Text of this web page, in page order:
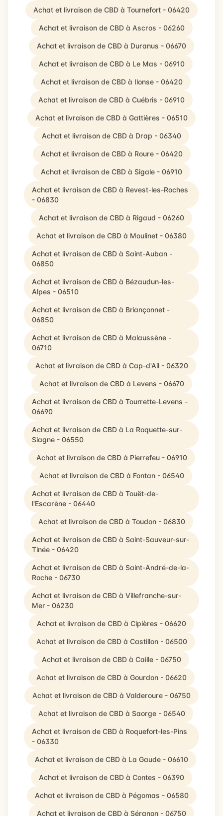
Achat et livraison de CBD à Tournefort - 06420
Achat et livraison de CBD à Ascros - 06260
Achat et livraison de CBD à Duranus - 06670
Achat et livraison de CBD à Le Mas - 06910
Achat et livraison de CBD à Ilonse - 06420
Achat et livraison de CBD à Cuébris - 06910
Achat et livraison de CBD à Gattières - 06510
Achat et livraison de CBD à Drap - 06340
Achat et livraison de CBD à Roure - 06420
Achat et livraison de CBD à Sigale - 06910
Achat et livraison de CBD à Revest-les-Roches
- 06830
Achat et livraison de CBD à Rigaud - 06260
Achat et livraison de CBD à Moulinet - 06380
Achat et livraison de CBD à Saint-Auban -
06850
Achat et livraison de CBD à Bézaudun-les-
Alpes - 06510
Achat et livraison de CBD à Briançonnet -
06850
Achat et livraison de CBD à Malaussène -
06710
Achat et livraison de CBD à Cap-d'Ail - 06320
Achat et livraison de CBD à Levens - 06670
Achat et livraison de CBD à Tourrette-Levens -
06690
Achat et livraison de CBD à La Roquette-sur-
Siagne - 06550
Achat et livraison de CBD à Pierrefeu - 06910
Achat et livraison de CBD à Fontan - 06540
Achat et livraison de CBD à Touët-de-
l'Escarène - 06440
Achat et livraison de CBD à Toudon - 06830
Achat et livraison de CBD à Saint-Sauveur-sur-
Tinée - 06420
Achat et livraison de CBD à Saint-André-de-la-
Roche - 06730
Achat et livraison de CBD à Villefranche-sur-
Mer - 06230
Achat et livraison de CBD à Cipières - 06620
Achat et livraison de CBD à Castillon - 06500
Achat et livraison de CBD à Caille - 06750
Achat et livraison de CBD à Gourdon - 06620
Achat et livraison de CBD à Valderoure - 06750
Achat et livraison de CBD à Saorge - 06540
Achat et livraison de CBD à Roquefort-les-Pins
- 06330
Achat et livraison de CBD à La Gaude - 06610
Achat et livraison de CBD à Contes - 06390
Achat et livraison de CBD à Pégomas - 06580
Achat et livraison de CBD à Séranon - 06750